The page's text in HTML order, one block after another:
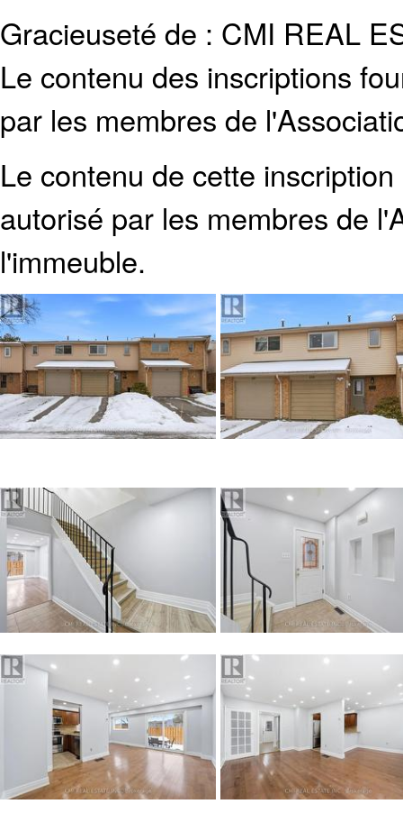
Gracieuseté de : CMI REAL
Le contenu des inscriptions
par les membres de
Le contenu de cette
autorisé par les membres de
l'immeuble.